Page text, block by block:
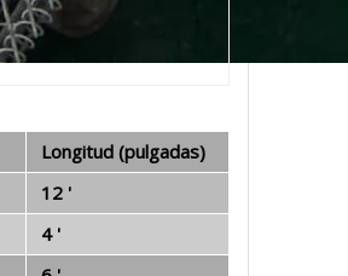
Longitud (pulgadas)
12 '
4 '